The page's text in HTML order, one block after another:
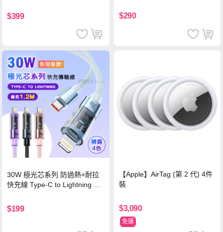
$399 $290
30W 極光芯系列 防過熱+耐拉
快充線 Type-C to Lightning 傳
$199
【Apple】AirTag (第 2 代) 4件
裝
$3,090
免運